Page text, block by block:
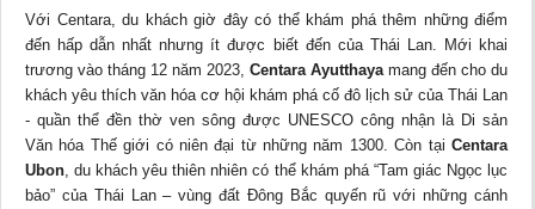
Với Centara, du khách giờ đây có thể khám phá thêm những điểm
đến hấp dẫn nhất nhưng ít được biết đến của Thái Lan. Mới khai
trương vào tháng 12 năm 2023, Centara Ayutthaya mang đến cho du
khách yêu thích văn hóa cơ hội khám phá cố đô lịch sử của Thái Lan
- quần thể đền thờ ven sông được UNESCO công nhận là Di sản
Văn hóa Thế giới có niên đại từ những năm 1300. Còn tại Centara
Ubon , du khách yêu thiên nhiên có thể khám phá “Tam giác Ngọc lục
bảo” của Thái Lan – vùng đất Đông Bắc quyến rũ với những cánh